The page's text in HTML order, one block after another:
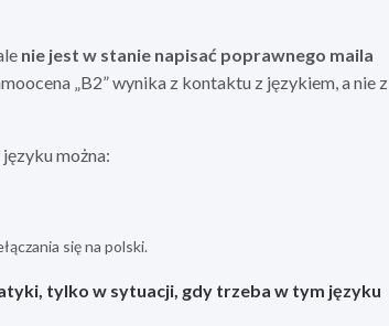
nie jest w stanie napisać poprawnego maila
„B2” wynika z kontaktu z językiem, a nie z
można:
się na polski.
tylko w sytuacji, gdy trzeba w tym języku